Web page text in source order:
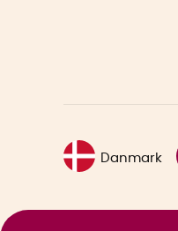
Danmark